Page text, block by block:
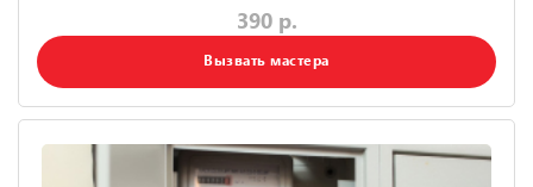
390 р.
Вызвать мастера